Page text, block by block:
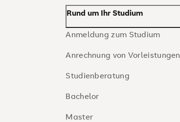
Rund um Ihr Studium
Anmeldung zum Studium
Anrechnung von Vorleistungen
Studienberatung
Bachelor
Master